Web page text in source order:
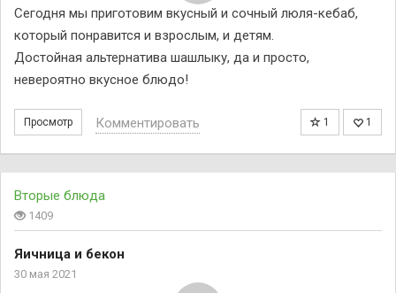
Сегодня мы приготовим вкусный и сочный люля-кебаб,
который понравится и взрослым, и детям.
Достойная альтернатива шашлыку, да и просто,
невероятно вкусное блюдо!
Просмотр 1 1
Комментировать
Вторые блюда
1409
Яичница и бекон
30 мая 2021